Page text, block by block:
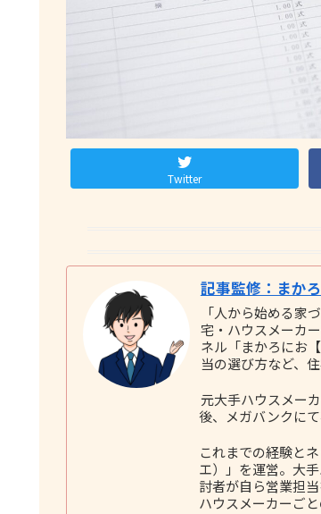
Twitter
記事監修：まか
「人から始める家
宅・ハウスメーカ
ネル「まかろにお
当の選び方など、
元大手ハウスメー
後、メガバンクに
これまでの経験と
エ）」を運営。大
討者が自ら営業担
ハウスメーカーご